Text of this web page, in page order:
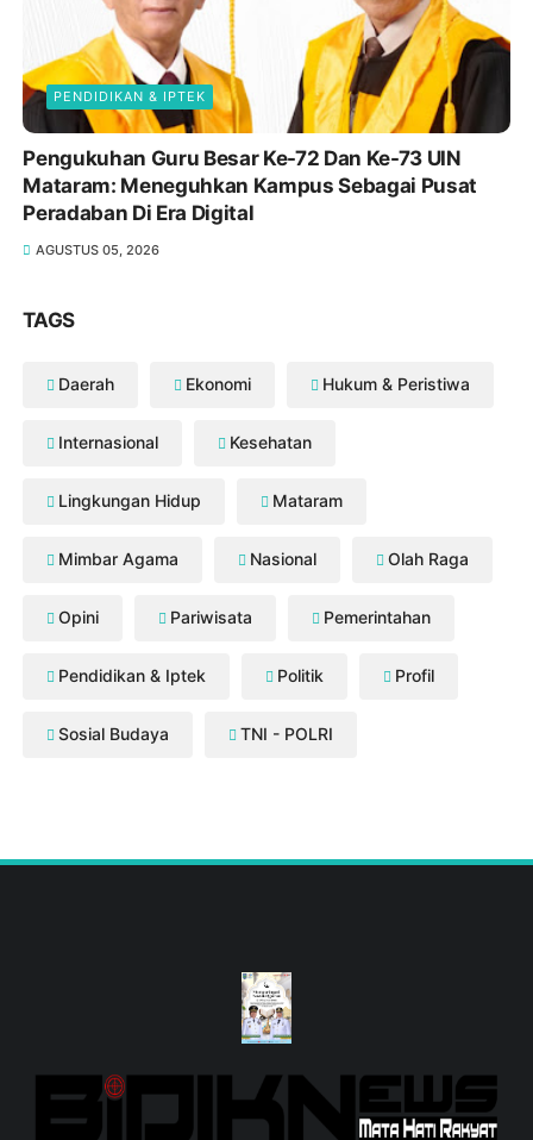
PENDIDIKAN & IPTEK
Pengukuhan Guru Besar Ke-72 Dan Ke-73 UIN
Mataram: Meneguhkan Kampus Sebagai Pusat
Peradaban Di Era Digital
AGUSTUS 05, 2026
TAGS
Daerah Ekonomi Hukum & Peristiwa
Internasional Kesehatan
Lingkungan Hidup Mataram
Mimbar Agama Nasional Olah Raga
Opini Pariwisata Pemerintahan
Pendidikan & Iptek Politik Profil
Sosial Budaya TNI - POLRI